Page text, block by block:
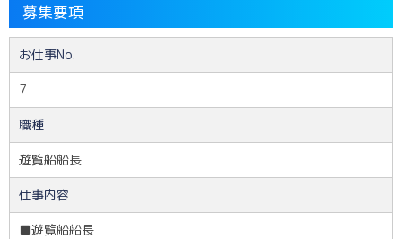
募集要項
お仕事No.
7
職種
遊覧船船長
仕事内容
■遊覧船船長